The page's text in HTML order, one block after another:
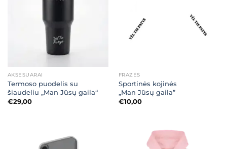
AKSESUARAI
Termoso puodelis su
šiaudeliu „Man Jūsų gaila“
€29,00
FRAZĖS
Sportinės kojinės
„Man Jūsų gaila”
€10,00